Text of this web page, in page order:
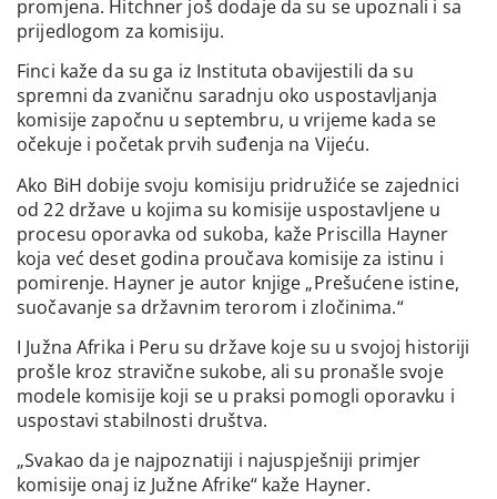
promjena. Hitchner još dodaje da su se upoznali i sa
prijedlogom za komisiju.
Finci kaže da su ga iz Instituta obavijestili da su
spremni da zvaničnu saradnju oko uspostavljanja
komisije započnu u septembru, u vrijeme kada se
očekuje i početak prvih suđenja na Vijeću.
Ako BiH dobije svoju komisiju pridružiće se zajednici
od 22 države u kojima su komisije uspostavljene u
procesu oporavka od sukoba, kaže Priscilla Hayner
koja već deset godina proučava komisije za istinu i
pomirenje. Hayner je autor knjige „Prešućene istine,
suočavanje sa državnim terorom i zločinima.“
I Južna Afrika i Peru su države koje su u svojoj historiji
prošle kroz stravične sukobe, ali su pronašle svoje
modele komisije koji se u praksi pomogli oporavku i
uspostavi stabilnosti društva.
„Svakao da je najpoznatiji i najuspješniji primjer
komisije onaj iz Južne Afrike“ kaže Hayner.